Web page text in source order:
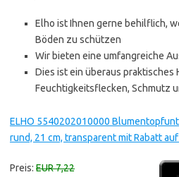
Elho ist Ihnen gerne behilflich,
Böden zu schützen
Wir bieten eine umfangreiche
Dies ist ein überaus praktisches
Feuchtigkeitsflecken, Schmutz
ELHO 5540202010000
rund, 21 cm, transparent mit Rabatt
Preis: EUR 7,22